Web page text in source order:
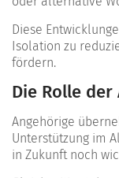
Diese
Isolation zu
fördern.
Die Rolle
Angehörige
Unterstützung im
in Zukunft noch